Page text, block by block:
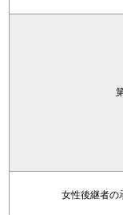
女性後継者の